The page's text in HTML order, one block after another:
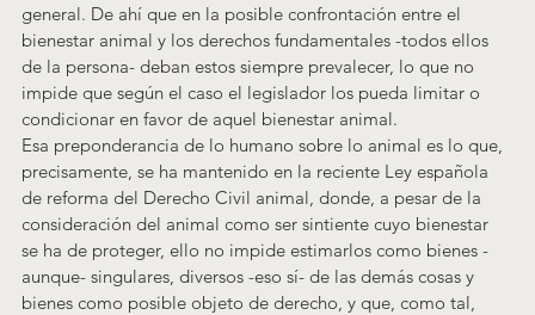
general. De ahí que en la posible confrontación entre el
bienestar animal y los derechos fundamentales -todos ellos
de la persona- deban estos siempre prevalecer, lo que no
impide que según el caso el legislador los pueda limitar o
condicionar en favor de aquel bienestar animal.
Esa preponderancia de lo humano sobre lo animal es lo que,
precisamente, se ha mantenido en la reciente Ley española
de reforma del Derecho Civil animal, donde, a pesar de la
consideración del animal como ser sintiente cuyo bienestar
se ha de proteger, ello no impide estimarlos como bienes -
aunque- singulares, diversos -eso sí- de las demás cosas y
bienes como posible objeto de derecho, y que, como tal,